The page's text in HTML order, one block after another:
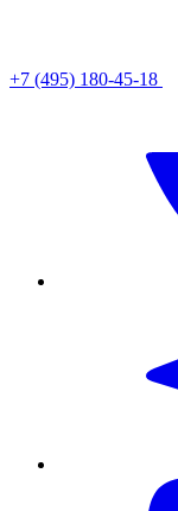
+7 (495) 180-45-18